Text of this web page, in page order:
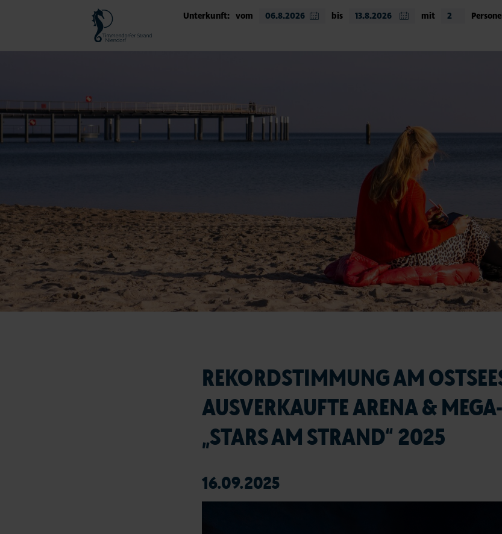
Unterkunft: vom bis mit
REKORDSTIMMUNG AM
AUSVERKAUFTE ARENA &
„STARS AM STRAND“ 2025
16.09.2025